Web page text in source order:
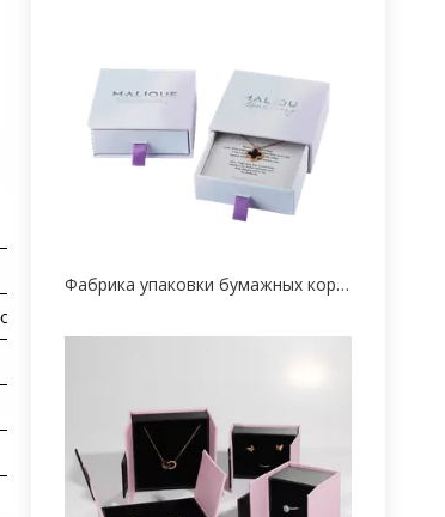
Фабрика упаковки бумажных коробок для ювелирных изделий на заказ